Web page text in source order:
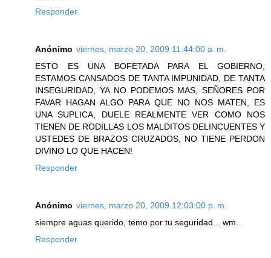
Responder
Anónimo viernes, marzo 20, 2009 11:44:00 a. m.
ESTO ES UNA BOFETADA PARA EL GOBIERNO,
ESTAMOS CANSADOS DE TANTA IMPUNIDAD, DE TANTA
INSEGURIDAD, YA NO PODEMOS MAS, SEÑORES POR
FAVAR HAGAN ALGO PARA QUE NO NOS MATEN, ES
UNA SUPLICA, DUELE REALMENTE VER COMO NOS
TIENEN DE RODILLAS LOS MALDITOS DELINCUENTES Y
USTEDES DE BRAZOS CRUZADOS, NO TIENE PERDON
DIVINO LO QUE HACEN!
Responder
Anónimo viernes, marzo 20, 2009 12:03:00 p. m.
siempre aguas querido, temo por tu seguridad... wm.
Responder